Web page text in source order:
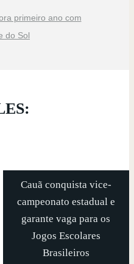
primeiro ano com
do Sol
Cauã conquista vice-
campeonato estadual e
garante vaga para os
Jogos Escolares
Brasileiros